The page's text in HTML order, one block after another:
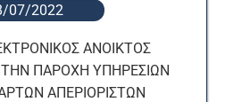
07/2022
ΑΝΟΙΚΤΟΣ
ΤΗΝ ΠΑΡΟΧΗ ΥΠΗΡΕΣΙΩΝ
ΑΠΕΡΙΟΡΙΣΤΩΝ